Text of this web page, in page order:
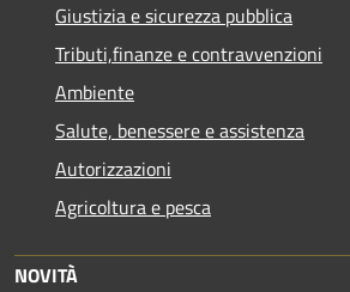
Giustizia e sicurezza pubblica
Tributi,finanze e contravvenzioni
Ambiente
Salute, benessere e assistenza
Autorizzazioni
Agricoltura e pesca
NOVITÀ